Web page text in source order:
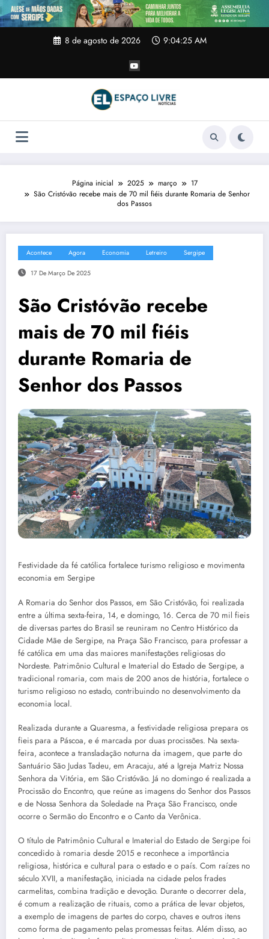
Pular
para
o
8 de agosto de 2026 9:04:25 AM
Página inicial 2025 março
17
São Cristóvão recebe mais de 70 mil fiéis durante Romaria de Senhor
dos Passos
Acontece Agora Economia Letreiro Sergipe
17 De Março De 2025
São Cristóvão recebe
mais de 70 mil fiéis
durante Romaria de
Senhor dos Passos
Festividade da fé católica fortalece turismo religioso e movimenta
economia em Sergipe
A Romaria do Senhor dos Passos, em São Cristóvão, foi realizada
entre a última sexta-feira, 14, e domingo, 16. Cerca de 70 mil fieis
de diversas partes do Brasil se reuniram no Centro Histórico da
Cidade Mãe de Sergipe, na Praça São Francisco, para professar a
fé católica em uma das maiores manifestações religiosas do
Nordeste. Patrimônio Cultural e Imaterial do Estado de Sergipe, a
tradicional romaria, com mais de 200 anos de história, fortalece o
turismo religioso no estado, contribuindo no desenvolvimento da
economia local.
Realizada durante a Quaresma, a festividade religiosa prepara os
fieis para a Páscoa, e é marcada por duas procissões. Na sexta-
feira, acontece a transladação noturna da imagem, que parte do
Santuário São Judas Tadeu, em Aracaju, até a Igreja Matriz Nossa
Senhora da Vitória, em São Cristóvão. Já no domingo é realizada a
Procissão do Encontro, que reúne as imagens do Senhor dos Passos
e de Nossa Senhora da Soledade na Praça São Francisco, onde
ocorre o Sermão do Encontro e o Canto da Verônica.
O título de Patrimônio Cultural e Imaterial do Estado de Sergipe foi
concedido à romaria desde 2015 e reconhece a importância
religiosa, histórica e cultural para o estado e o país. Com raízes no
século XVII, a manifestação, iniciada na cidade pelos frades
carmelitas, combina tradição e devoção. Durante o decorrer dela,
é comum a realização de rituais, como a prática de levar objetos,
a exemplo de imagens de partes do corpo, chaves e outros itens
como forma de pagamento pelas promessas feitas. Além disso, ao